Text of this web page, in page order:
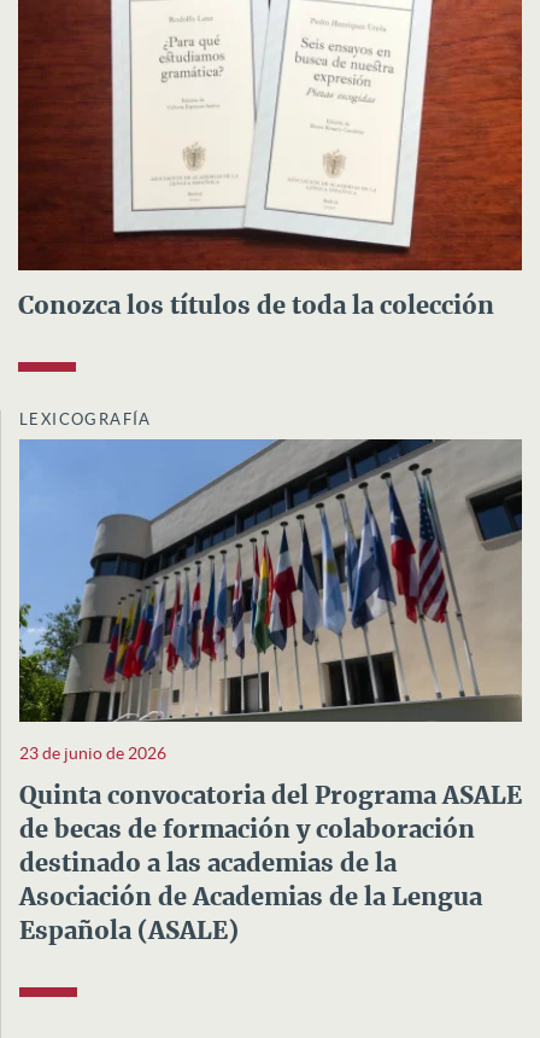
Conozca los títulos de toda la colección
LEXICOGRAFÍA
23 de junio de 2026
Quinta convocatoria del Programa ASALE
de becas de formación y colaboración
destinado a las academias de la
Asociación de Academias de la Lengua
Española (ASALE)